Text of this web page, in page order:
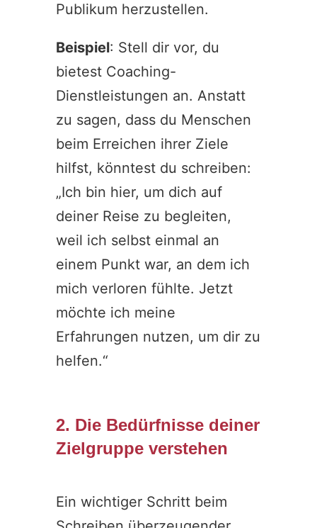
Publikum herzustellen.
Beispiel: Stell dir vor, du
bietest Coaching-
Dienstleistungen an. Anstatt
zu sagen, dass du Menschen
beim Erreichen ihrer Ziele
hilfst, könntest du schreiben:
„Ich bin hier, um dich auf
deiner Reise zu begleiten,
weil ich selbst einmal an
einem Punkt war, an dem ich
mich verloren fühlte. Jetzt
möchte ich meine
Erfahrungen nutzen, um dir zu
helfen.“
2. Die Bedürfnisse deiner
Zielgruppe verstehen
Ein wichtiger Schritt beim